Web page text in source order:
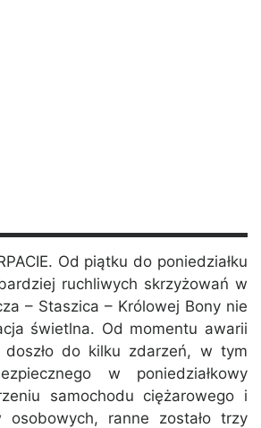
Od piątku do poniedziałku
ruchliwych skrzyżowań w
– Staszica – Królowej Bony nie
świetlna. Od momentu awarii
doszło do kilku zdarzeń, w tym
w poniedziałkowy
samochodu ciężarowego i
osobowych, ranne zostało trzy